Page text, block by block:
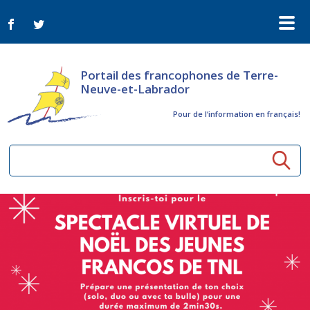
Portail des francophones de Terre-
Neuve-et-Labrador
Pour de l‘information en français!
Ressources communautaires
Activités à distance
ConnectAînés
Arts et culture
Appels d'offres du secteur culturel
Plan de Développement Global
Organismes
Nouvelles
Bulletin Le FrancoTNL